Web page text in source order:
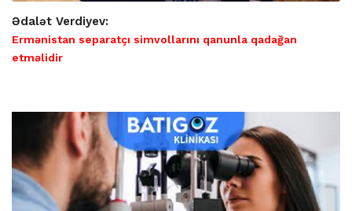
Ədalət Verdiyev:
Ermənistan separatçı simvollarını qanunla qadağan
etməlidir